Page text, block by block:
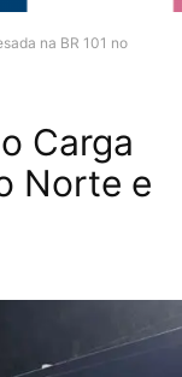
na BR 101 no
Carga
Norte e